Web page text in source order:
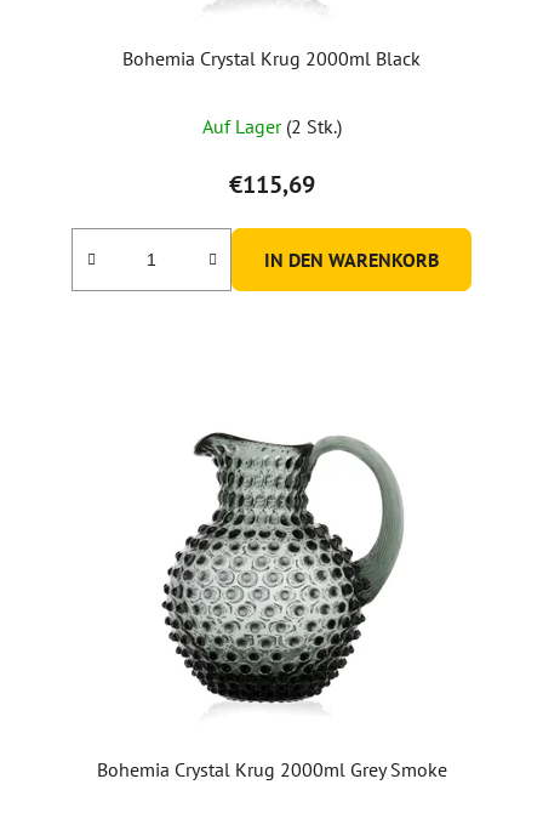
Bohemia Crystal Krug 2000ml Black
Auf Lager (2 Stk.)
€115,69
IN DEN WARENKORB
Bohemia Crystal Krug 2000ml Grey Smoke